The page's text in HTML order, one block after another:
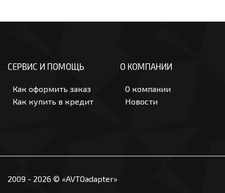
СЕРВИС И ПОМОЩЬ
Как оформить заказ
Как купить в кредит
О КОМПАНИИ
О компании
Новости
2009 - 2026 © «AVTOadapter»